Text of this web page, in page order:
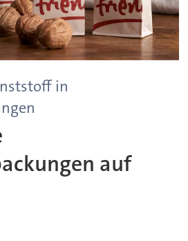
in
auf